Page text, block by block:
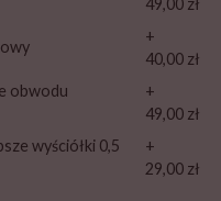
+
40,00 zł
obwodu
+
49,00 zł
wyściółki 0,5
+
29,00 zł